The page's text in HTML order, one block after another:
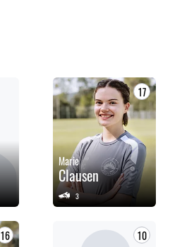
17
Marie
Clausen
3
16 10